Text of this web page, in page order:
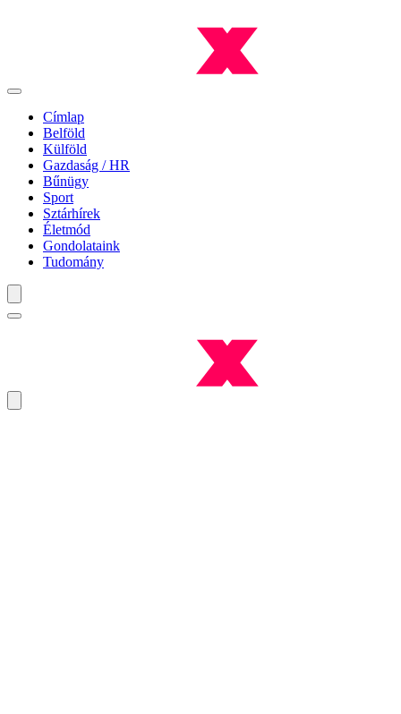
Címlap
Belföld
Külföld
Gazdaság / HR
Bűnügy
Sport
Sztárhírek
Életmód
Gondolataink
Tudomány